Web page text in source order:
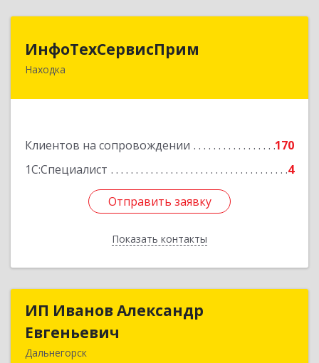
ИнфоТехСервисПрим
Находка
Клиентов на сопровождении
170
1С:Специалист
4
Отправить заявку
Показать контакты
Отправить заявку
Назад
ИП Иванов Александр
Евгеньевич
Дальнегорск
ИП Иванов Александр